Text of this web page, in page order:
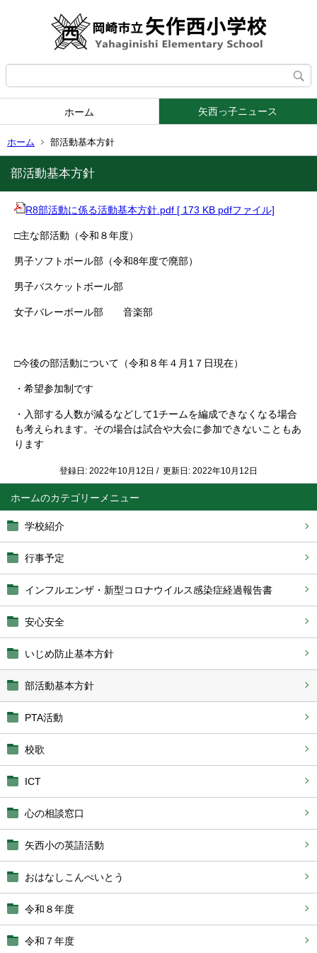
ホーム 矢西っ子ニュース
ホーム 部活動基本方針
ホーム
学校紹介
行事予定
インフルエンザ・新型コロナウイルス感染症経過報告書
安心安全
いじめ防止基本方針
部活動基本方針
PTA活動
校歌
ICT
心の相談窓口
矢西小の英語活動
おはなしこんぺいとう
令和８年度
令和７年度
部活動基本方針
R8部活動に係る活動基本方針.pdf [ 173 KB pdfファイル]
□主な部活動（令和８年度）
男子ソフトボール部（令和8年度で廃部）
男子バスケットボール部
女子バレーボール部 音楽部
□今後の部活動について（令和８年４月1７日現在）
・希望参加制です
・入部する人数が減るなどして1チームを編成できなくなる場合
も考えられます。その場合は試合や大会に参加できないこともあ
ります
登録日: 2022年10月12日 / 更新日: 2022年10月12日